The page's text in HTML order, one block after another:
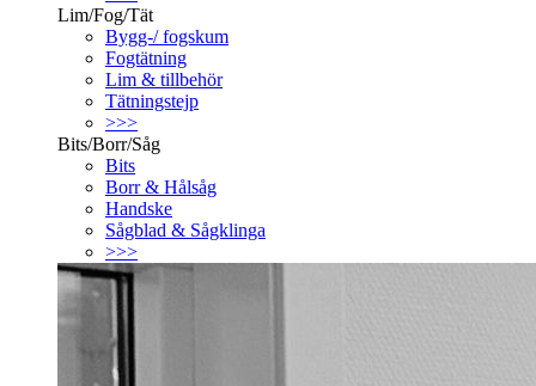
Lim/Fog/Tät
Bygg-/ fogskum
Fogtätning
Lim & tillbehör
Tätningstejp
>>>
Bits/Borr/Såg
Bits
Borr & Hålsåg
Handske
Sågblad & Sågklinga
>>>